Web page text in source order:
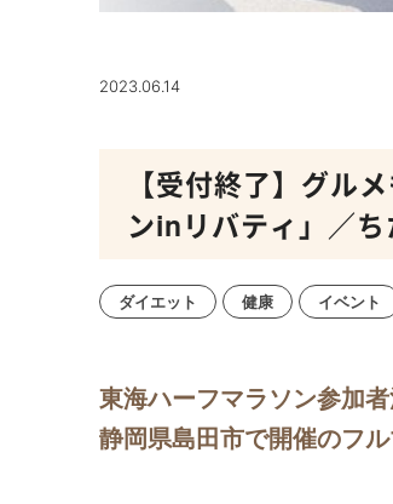
2023.06.14
【受付終了】グル
ンinリバティ」／
ダイエット 健康 イベント
東海ハーフマラソン参加者
静岡県島田市で開催のフ